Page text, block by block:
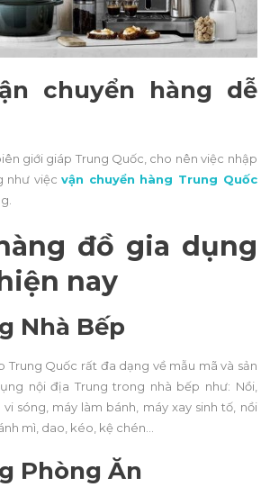
chuyển hàng dễ
giới giáp Trung Quốc, cho nên việc nhập
như việcvận chuyển hàng Trung Quốc
đồ gia dụng
nay
Nhà Bếp
Trung Quốc rất đa dạng về mẫu mã và sản
nội địa Trung trong nhà bếp như: Nồi,
sóng, máy làm bánh, máy xay sinh tố, nồi
mì, dao, kéo, kệ chén…
Phòng Ăn